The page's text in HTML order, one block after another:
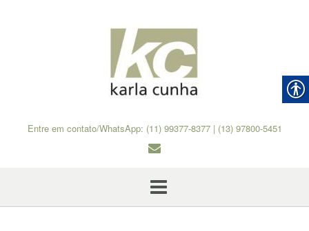
Entre em contato/WhatsApp: (11) 99377-8377 | (13) 97800-5451